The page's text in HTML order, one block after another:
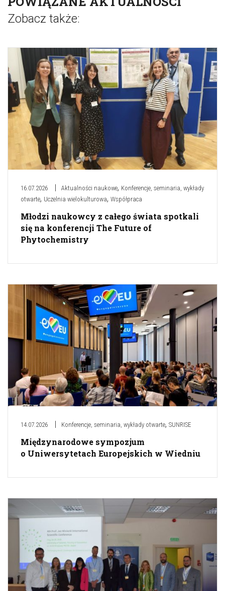
Zobacz także:
16.07.2026 Aktualności naukowe, Konferencje, seminaria, wykłady
otwarte, Uczelnia wielokulturowa, Współpraca
Młodzi naukowcy z całego świata spotkali
się na konferencji The Future of
Phytochemistry
14.07.2026 Konferencje, seminaria, wykłady otwarte, SUNRISE
Międzynarodowe sympozjum
o Uniwersytetach Europejskich w Wiedniu